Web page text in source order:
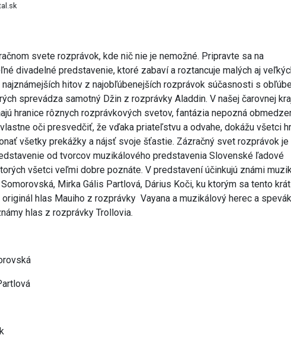
svete rozprávok, kde nič nie je nemožné. Pripravte sa na
divadelné predstavenie, ktoré zabaví a roztancuje malých aj
hitov z najobľúbenejších rozprávok súčasnosti s
sprevádza samotný Džin z rozprávky Aladdin. V našej čarovnej
hranice rôznych rozprávkových svetov, fantázia nepozná
oči presvedčiť, že vďaka priateľstvu a odvahe, dokážu všetci
všetky prekážky a nájsť svoje šťastie. Zázračný svet rozprávok je
od tvorcov muzikálového predstavenia Slovenské ľadové
všetci veľmi dobre poznáte. V predstavení účinkujú známi
Mirka Gális Partlová, Dárius Koči, ku ktorým sa tento
hlas Mauiho z rozprávky Vayana a muzikálový herec a
hlas z rozprávky Trollovia.